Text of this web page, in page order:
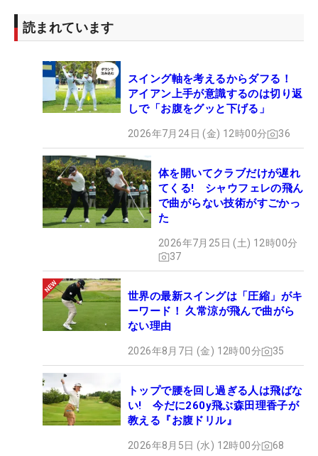
読まれています
スイング軸を考えるからダフる！
アイアン上手が意識するのは切り返
しで「お腹をグッと下げる」
2026年7月24日 (金) 12時00分 36
体を開いてクラブだけが遅れ
てくる! シャウフェレの飛ん
で曲がらない技術がすごかっ
た
2026年7月25日 (土) 12時00分
37
世界の最新スイングは「圧縮」がキ
ーワード！ 久常涼が飛んで曲がら
ない理由
2026年8月7日 (金) 12時00分 35
トップで腰を回し過ぎる人は飛ばな
い! 今だに260y飛ぶ森田理香子が
教える『お腹ドリル』
2026年8月5日 (水) 12時00分 68